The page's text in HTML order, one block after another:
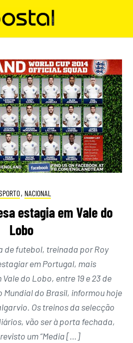
, NACIONAL
estagia em Vale do
Lobo
de futebol, treinada por Roy
em Portugal, mais
do Lobo, entre 19 e 23 de
do Brasil, informou hoje
Os treinos da selecção
vão ser à porta fechada,
um “Media […]